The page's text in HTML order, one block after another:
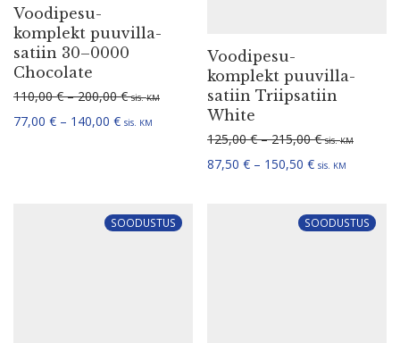
110,00€ – 200,00
77,00€ – 140,00€Hinna­va­hemik: 77,00 € kuni 140,00 €
sis.KM
125,00€ – 215,00
87,50€ – 150,50€ sis.KM
SOODUSTUS